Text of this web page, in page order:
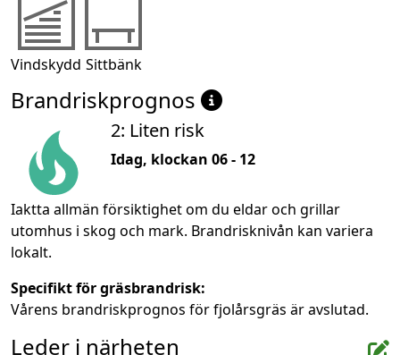
Vindskydd Sittbänk
Brandriskprognos
2: Liten risk
Idag, klockan 06 - 12
Iaktta allmän försiktighet om du eldar och grillar
utomhus i skog och mark. Brandrisknivån kan variera
lokalt.
Specifikt för gräsbrandrisk:
Vårens brandriskprognos för fjolårsgräs är avslutad.
Leder i närheten